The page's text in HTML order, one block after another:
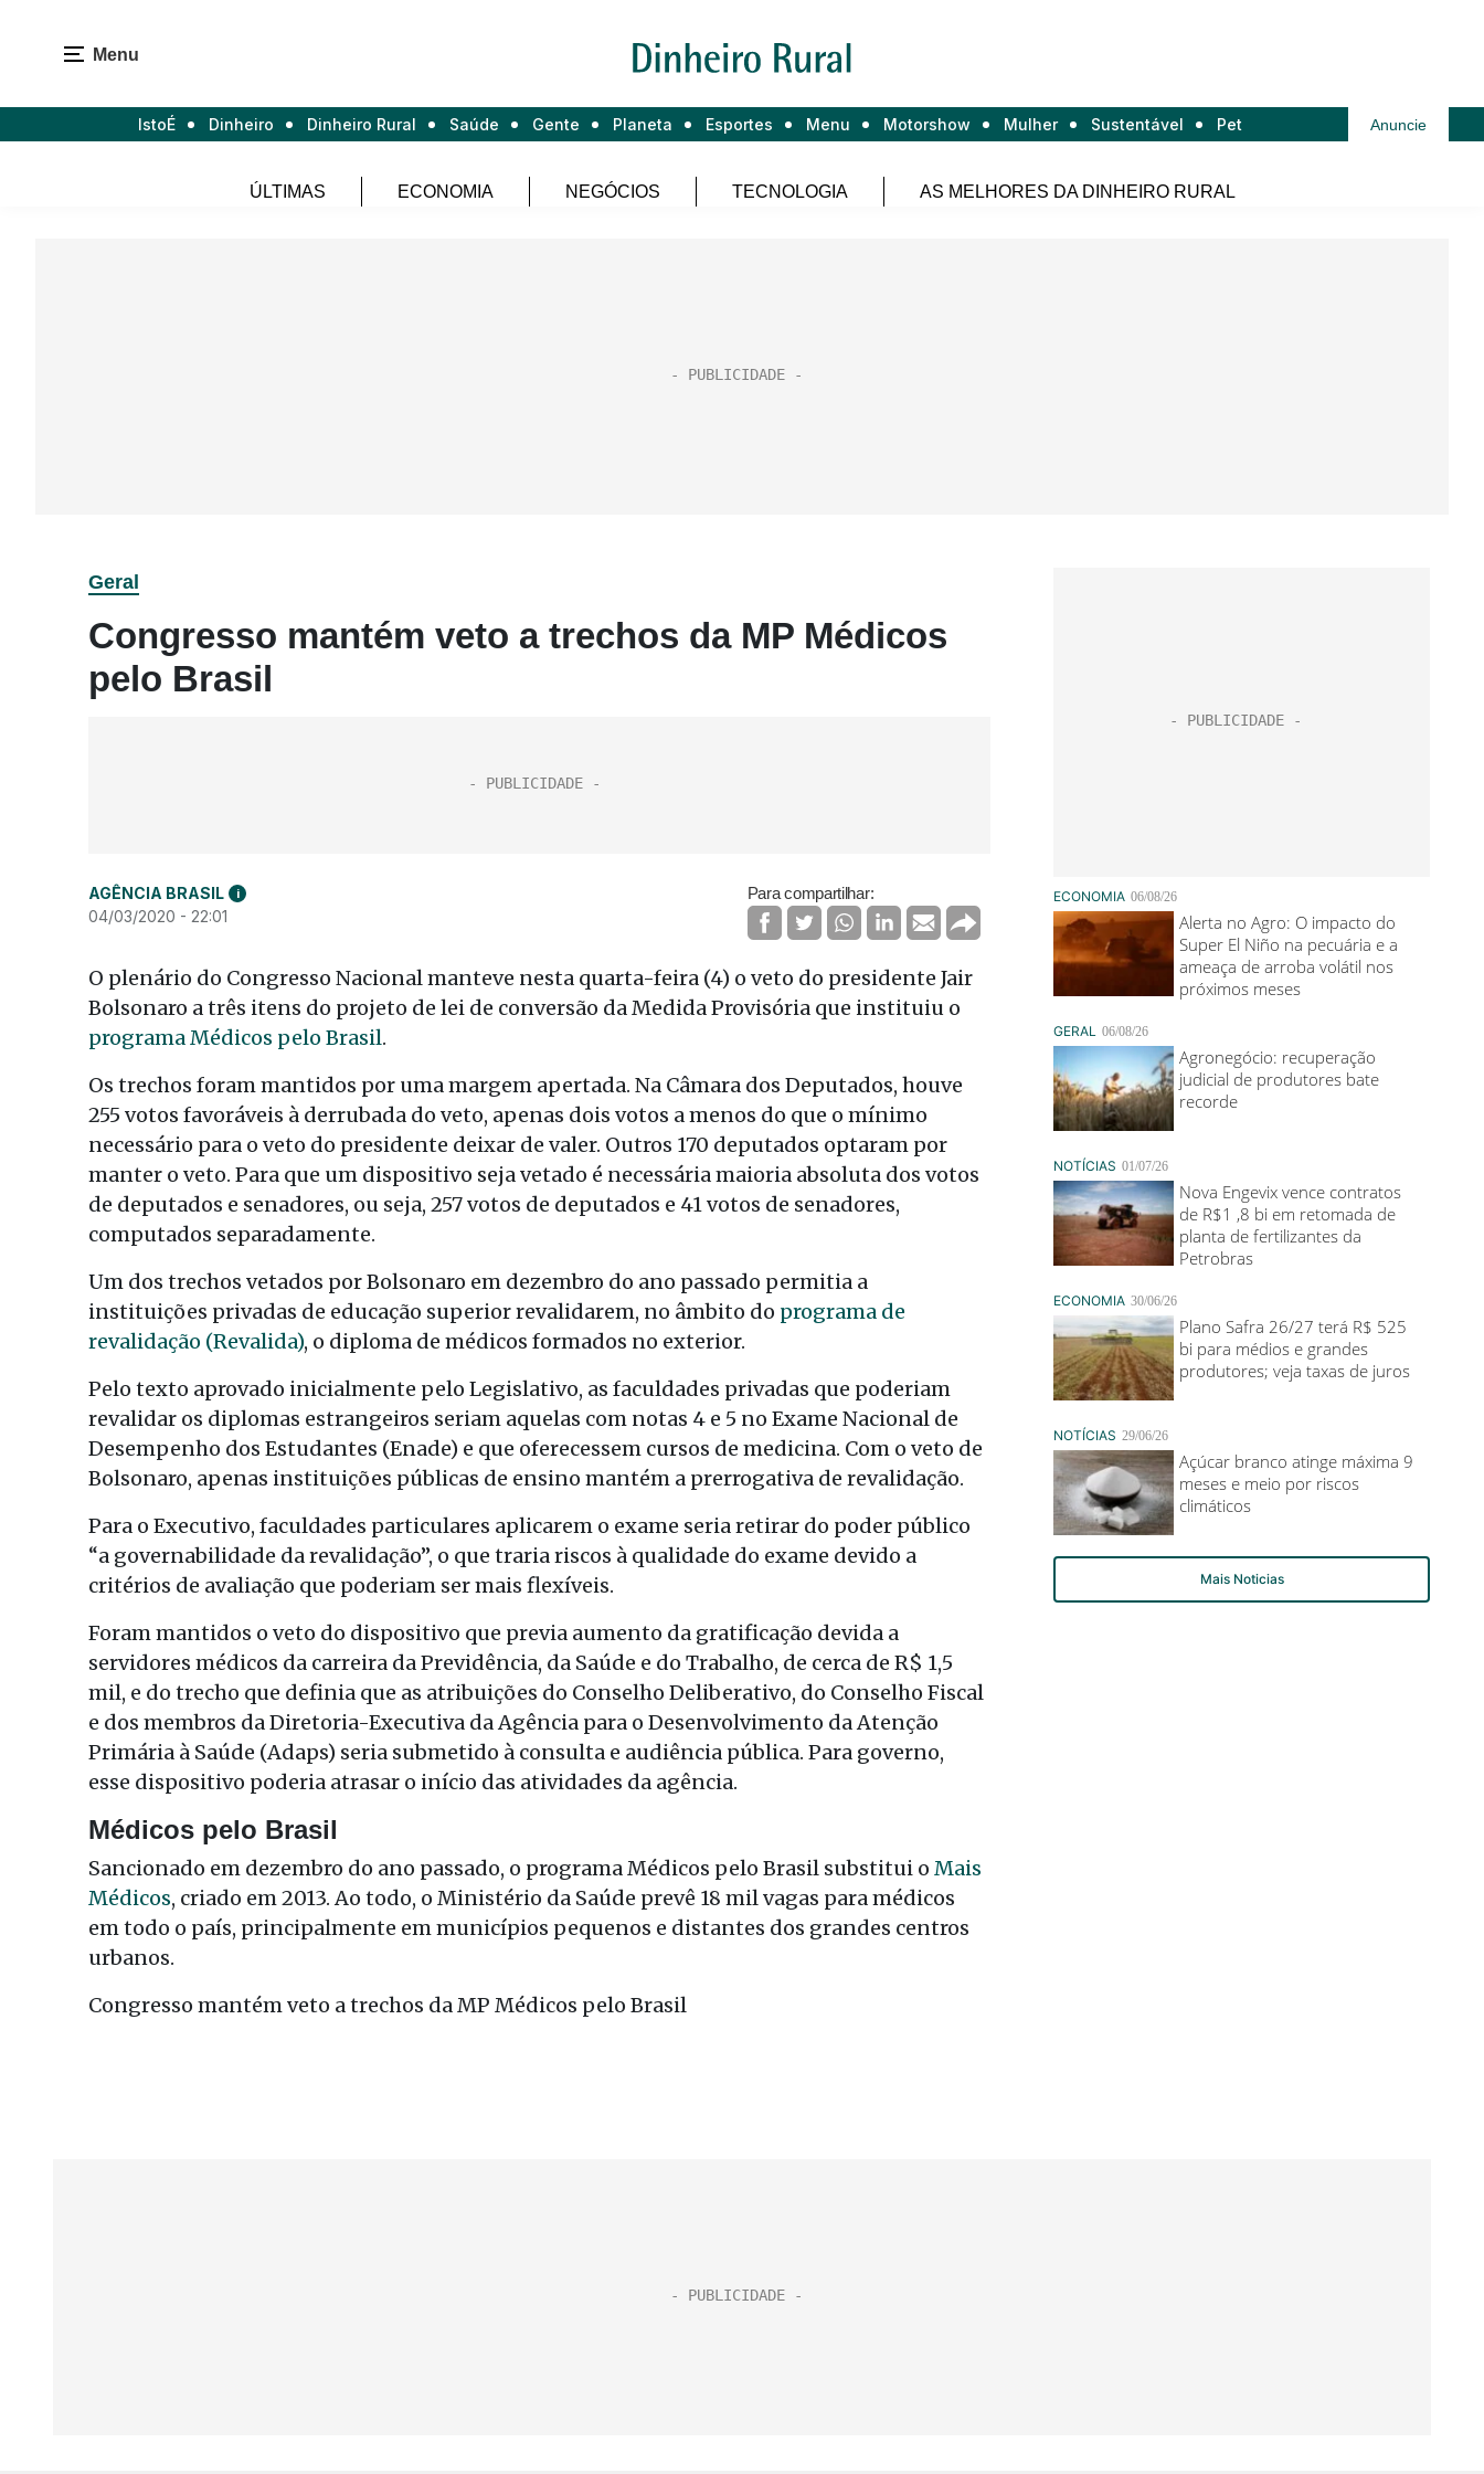
Menu
IstoÉ Dinheiro Dinheiro Rural Saúde Gente Planeta Esportes Menu Motorshow Mulher Sustentável Pet Anuncie
ÚLTIMAS ECONOMIA NEGÓCIOS TECNOLOGIA AS MELHORES DA DINHEIRO RURAL
Geral
Congresso mantém veto a trechos da MP Médicos
pelo Brasil
AGÊNCIA BRASIL i
04/03/2020 - 22:01
Para compartilhar:
O plenário do Congresso Nacional manteve nesta quarta-feira (4) o veto do presidente Jair
Bolsonaro a três itens do projeto de lei de conversão da Medida Provisória que instituiu o
programa Médicos pelo Brasil.
Os trechos foram mantidos por uma margem apertada. Na Câmara dos Deputados, houve
255 votos favoráveis à derrubada do veto, apenas dois votos a menos do que o mínimo
necessário para o veto do presidente deixar de valer. Outros 170 deputados optaram por
manter o veto. Para que um dispositivo seja vetado é necessária maioria absoluta dos votos
de deputados e senadores, ou seja, 257 votos de deputados e 41 votos de senadores,
computados separadamente.
Um dos trechos vetados por Bolsonaro em dezembro do ano passado permitia a
instituições privadas de educação superior revalidarem, no âmbito do programa de
revalidação (Revalida), o diploma de médicos formados no exterior.
Pelo texto aprovado inicialmente pelo Legislativo, as faculdades privadas que poderiam
revalidar os diplomas estrangeiros seriam aquelas com notas 4 e 5 no Exame Nacional de
Desempenho dos Estudantes (Enade) e que oferecessem cursos de medicina. Com o veto de
Bolsonaro, apenas instituições públicas de ensino mantém a prerrogativa de revalidação.
Para o Executivo, faculdades particulares aplicarem o exame seria retirar do poder público
“a governabilidade da revalidação”, o que traria riscos à qualidade do exame devido a
critérios de avaliação que poderiam ser mais flexíveis.
Foram mantidos o veto do dispositivo que previa aumento da gratificação devida a
servidores médicos da carreira da Previdência, da Saúde e do Trabalho, de cerca de R$ 1,5
mil, e do trecho que definia que as atribuições do Conselho Deliberativo, do Conselho Fiscal
e dos membros da Diretoria-Executiva da Agência para o Desenvolvimento da Atenção
Primária à Saúde (Adaps) seria submetido à consulta e audiência pública. Para governo,
esse dispositivo poderia atrasar o início das atividades da agência.
Médicos pelo Brasil
Sancionado em dezembro do ano passado, o programa Médicos pelo Brasil substitui o Mais
Médicos, criado em 2013. Ao todo, o Ministério da Saúde prevê 18 mil vagas para médicos
em todo o país, principalmente em municípios pequenos e distantes dos grandes centros
urbanos.
Congresso mantém veto a trechos da MP Médicos pelo Brasil